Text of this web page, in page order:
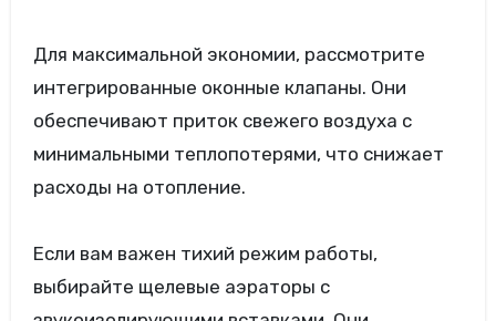
Для максимальной экономии, рассмотрите
интегрированные оконные клапаны. Они
обеспечивают приток свежего воздуха с
минимальными теплопотерями, что снижает
расходы на отопление.
Если вам важен тихий режим работы,
выбирайте щелевые аэраторы с